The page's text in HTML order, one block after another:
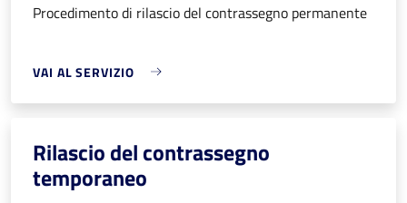
Procedimento di rilascio del contrassegno permanente
VAI AL SERVIZIO
Rilascio del contrassegno
temporaneo